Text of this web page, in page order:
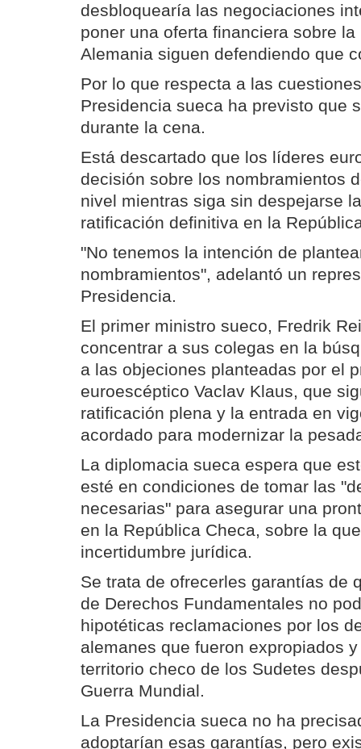
desbloquearía las negociaciones
poner una oferta financiera sobre
Alemania siguen defendiendo que
Por lo que respecta a las
Presidencia sueca ha previsto que
durante la cena.
Está descartado que los líderes
decisión sobre los nombramientos
nivel mientras siga sin despejarse
ratificación definitiva en la
"No tenemos la intención de
nombramientos", adelantó un
Presidencia.
El primer ministro sueco, Fredrik
concentrar a sus colegas en la
a las objeciones planteadas por el
euroescéptico Vaclav Klaus, que
ratificación plena y la entrada en
acordado para modernizar la
La diplomacia sueca espera que
esté en condiciones de tomar las
necesarias" para asegurar una
en la República Checa, sobre la
incertidumbre jurídica.
Se trata de ofrecerles garantías de
de Derechos Fundamentales no
hipotéticas reclamaciones por los
alemanes que fueron expropiados
territorio checo de los Sudetes
Guerra Mundial.
La Presidencia sueca no ha
adoptarían esas garantías, pero